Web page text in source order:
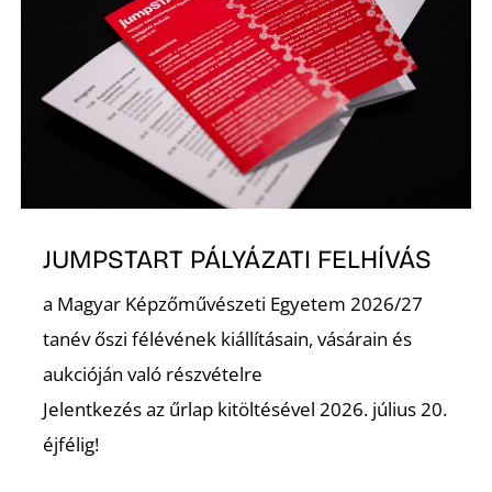
JUMPSTART PÁLYÁZATI FELHÍVÁS
a Magyar Képzőművészeti Egyetem 2026/27
tanév őszi félévének kiállításain, vásárain és
aukcióján való részvételre
Jelentkezés az űrlap kitöltésével 2026. július 20.
éjfélig!